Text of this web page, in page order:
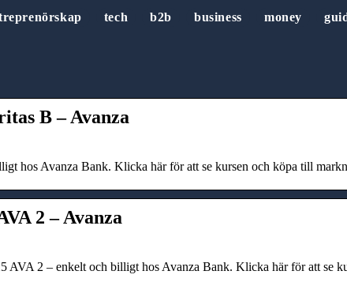
tech b2b business money
B – Avanza
hos Avanza Bank. Klicka här för att se kursen och köpa till
2 – Avanza
2 – enkelt och billigt hos Avanza Bank. Klicka här för att se